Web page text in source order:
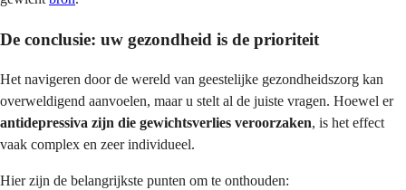
De conclusie: uw gezondheid is de prioriteit
Het navigeren door de wereld van geestelijke gezondheidszorg kan
overweldigend aanvoelen, maar u stelt al de juiste vragen. Hoewel er
antidepressiva zijn die gewichtsverlies veroorzaken, is het effect
vaak complex en zeer individueel.
Hier zijn de belangrijkste punten om te onthouden: